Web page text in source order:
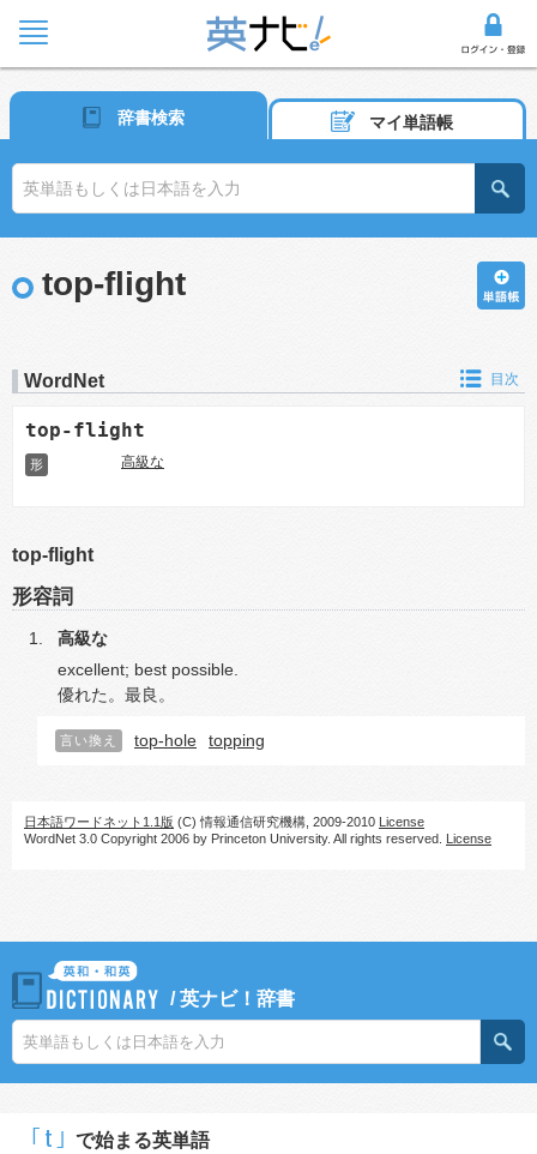
辞書検索 マイ単語帳
top-flight
WordNet 目次
top-flight
形 高級な
top-flight
形容詞
高級な
excellent; best possible.
優れた。最良。
言い換え top-hole topping
日本語ワードネット1.1版 (C) 情報通信研究機構, 2009-2010 License
WordNet 3.0 Copyright 2006 by Princeton University. All rights reserved. License
/英ナビ！辞書
｢t｣ で始まる英単語